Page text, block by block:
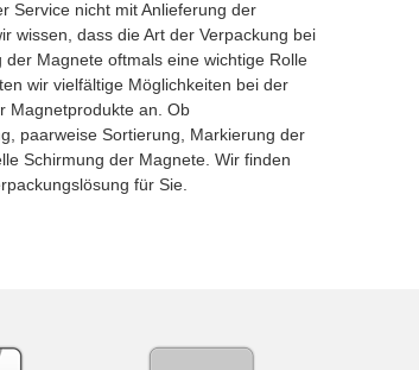
Service nicht mit Anlieferung der
wissen, dass die Art der Verpackung bei
der Magnete oftmals eine wichtige Rolle
wir vielfältige Möglichkeiten bei der
Magnetprodukte an. Ob
paarweise Sortierung, Markierung der
Schirmung der Magnete. Wir finden
für Sie.